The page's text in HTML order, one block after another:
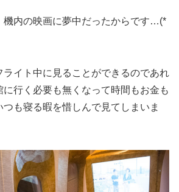
機内の映画に夢中だったからです…(*
ライト中に見ることができるのであれ
行く必要も無くなって時間もお金も
も寝る暇を惜しんで見てしまいま